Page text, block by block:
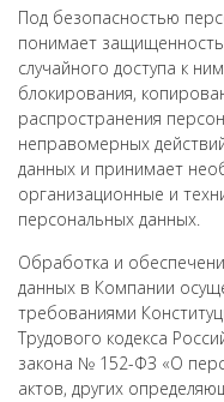
Под безопасностью
понимает
случайного доступа к
блокирования,
распространения
неправомерных
данных и принимает
организационные и
персональных данных.
Обработка и
данных в Компании
требованиями
Трудового кодекса
закона № 152-ФЗ «О
актов, других